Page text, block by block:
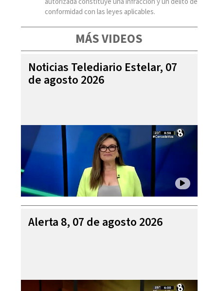
conformidad con las leyes aplicables.
MÁS VIDEOS
Noticias Telediario Estelar, 07
de agosto 2026
Alerta 8, 07 de agosto 2026